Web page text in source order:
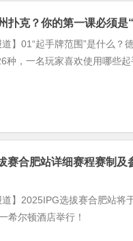
扑克？你的第一课必须是
】01“起手牌范围”是什么？
种，一名玩家喜欢使用哪些
赛合肥站详细赛程赛制及
道】2025IPG选拔赛合肥站将
希尔顿酒店举行！